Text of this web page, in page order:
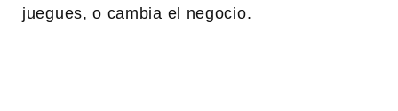
juegues, o cambia el negocio.